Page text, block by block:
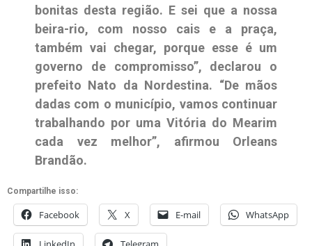
bonitas desta região. E sei que a nossa
beira-rio, com nosso cais e a praça,
também vai chegar, porque esse é um
governo de compromisso”, declarou o
prefeito Nato da Nordestina. “De mãos
dadas com o município, vamos continuar
trabalhando por uma Vitória do Mearim
cada vez melhor”, afirmou Orleans
Brandão.
Compartilhe isso:
Facebook X E-mail WhatsApp